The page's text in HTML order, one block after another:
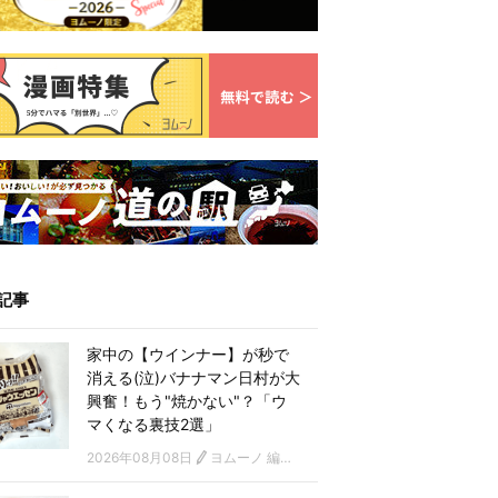
事
家中の【ウインナー】が秒で
消える(泣)バナナマン日村が大
興奮！もう"焼かない"？「ウ
マくなる裏技2選」
2026年08月08日 ヨムーノ 編集部